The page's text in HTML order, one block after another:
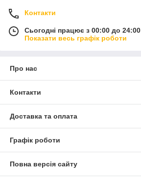
Контакти
Сьогодні працює з 00:00 до 24:00
Показати весь графік роботи
Про нас
Контакти
Доставка та оплата
Графік роботи
Повна версія сайту